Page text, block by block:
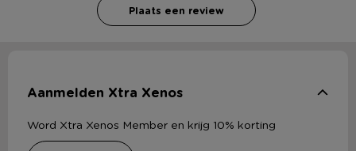
Plaats een review
Aanmelden Xtra Xenos
Word Xtra Xenos Member en krijg 10% korting